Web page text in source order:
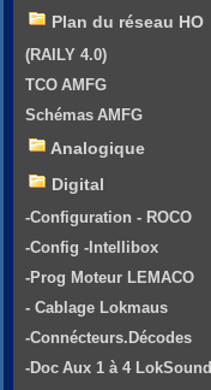
Plan du réseau HO
(RAILY 4.0)
TCO AMFG
Schémas AMFG
Analogique
Digital
-Configuration - ROCO
-Config -Intellibox
-Prog Moteur LEMACO
- Cablage Lokmaus
-Connécteurs.Décodes
-Doc Aux 1 à 4 LokSound